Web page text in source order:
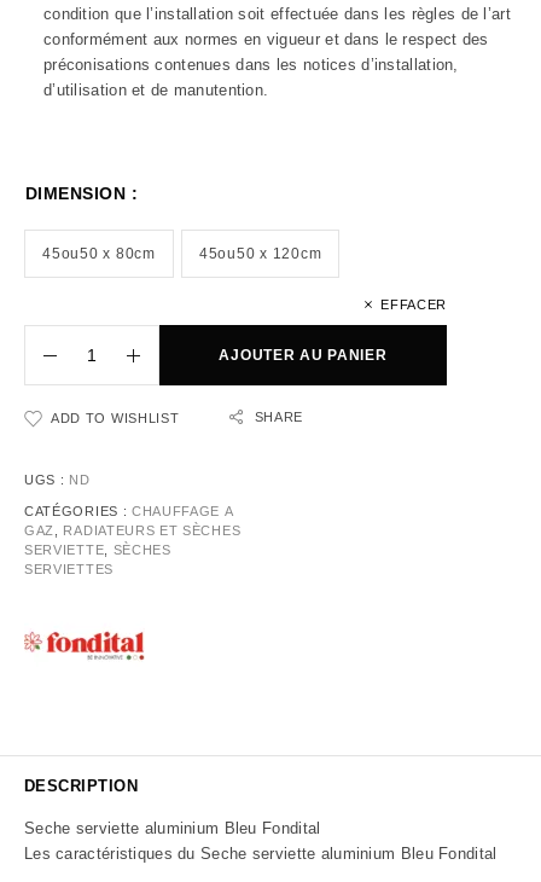
condition que l’installation soit effectuée dans les règles de l’art
conformément aux normes en vigueur et dans le respect des
préconisations contenues dans les notices d’installation,
d’utilisation et de manutention.
DIMENSION :
45ou50 x 80cm 45ou50 x 120cm
EFFACER
AJOUTER AU PANIER
ADD TO WISHLIST SHARE
UGS : ND
CATÉGORIES : CHAUFFAGE A
GAZ
RADIATEURS ET SÈCHES
SERVIETTE
SÈCHES
SERVIETTES
DESCRIPTION
Seche serviette aluminium Bleu Fondital
Les caractéristiques du Seche serviette aluminium Bleu Fondital